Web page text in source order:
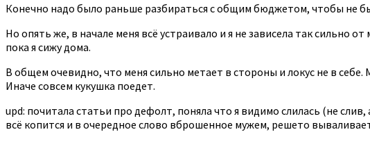
Конечно надо было раньше разбираться с общим бюджетом, чтобы не
Но опять же, в начале меня всё устраивало и я не зависела так сильно
пока я сижу дома.
В общем очевидно, что меня сильно метает в стороны и локус не в
Иначе совсем кукушка поедет.
upd: почитала статьи про дефолт, поняла что я видимо слилась (не
всё копится и в очередное слово вброшенное мужем, решето